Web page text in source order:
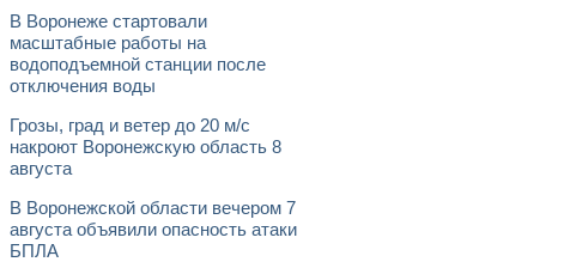
В Воронеже стартовали
масштабные работы на
водоподъемной станции после
отключения воды
Грозы, град и ветер до 20 м/с
накроют Воронежскую область 8
августа
В Воронежской области вечером 7
августа объявили опасность атаки
БПЛА